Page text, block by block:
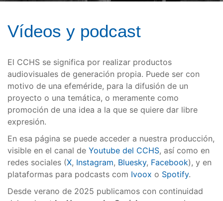
Vídeos y podcast
El CCHS se significa por realizar productos
audiovisuales de generación propia. Puede ser con
motivo de una efeméride, para la difusión de un
proyecto o una temática, o meramente como
promoción de una idea a la que se quiere dar libre
expresión.
En esa página se puede acceder a nuestra producción,
visible en el canal de Youtube del CCHS, así como en
redes sociales (X, Instagram, Bluesky, Facebook), y en
plataformas para podcasts com Ivoox o Spotify.
Desde verano de 2025 publicamos con continuidad